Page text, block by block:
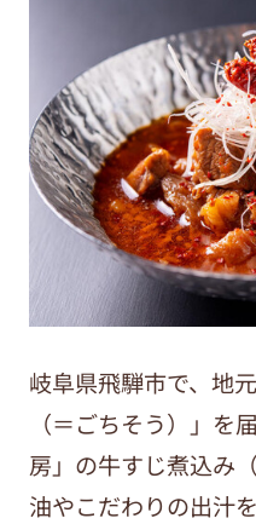
岐阜県飛騨市で、地
（＝ごちそう）」を
房」の牛すじ煮込み
油やこだわりの出汁